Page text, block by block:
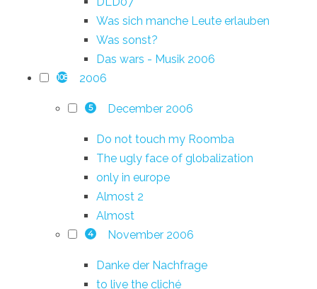
Was sich manche Leute erlauben
Was sonst?
Das wars - Musik 2006
108 2006
5 December 2006
Do not touch my Roomba
The ugly face of globalization
only in europe
Almost 2
Almost
4 November 2006
Danke der Nachfrage
to live the cliché